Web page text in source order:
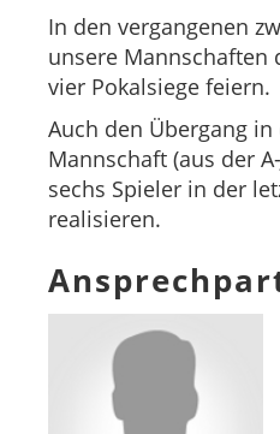
In den vergangenen
unsere Mannschaften
vier Pokalsiege feiern.
Auch den Übergang
Mannschaft (aus der
sechs Spieler in der
realisieren.